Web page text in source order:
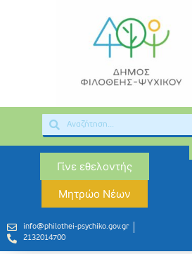
Γίνε εθελοντής
Μητρώο Νέων
info@philothei-psychiko.gov.gr
2132014700